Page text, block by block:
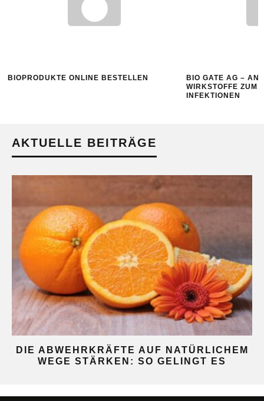
BIOPRODUKTE ONLINE BESTELLEN
BIO GATE AG –
WIRKSTOFFE ZUM
INFEKTIONEN
AKTUELLE BEITRÄGE
DIE ABWEHRKRÄFTE AUF NATÜRLICHEM
WEGE STÄRKEN: SO GELINGT ES